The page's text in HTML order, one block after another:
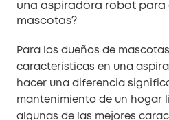
una aspiradora robot para
mascotas?
Para los dueños de
características en una
hacer una diferencia
mantenimiento de un hogar
algunas de las mejores